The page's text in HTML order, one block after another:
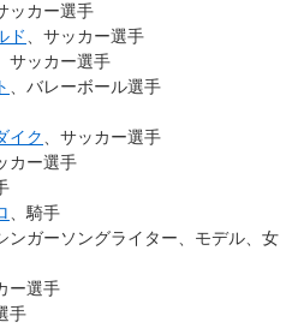
ッカー選手
ド
、サッカー選手
、サッカー選手
、バレーボール選手
イク
、サッカー選手
カー選手
、騎手
ンガーソングライター、モデル、女
ー選手
手